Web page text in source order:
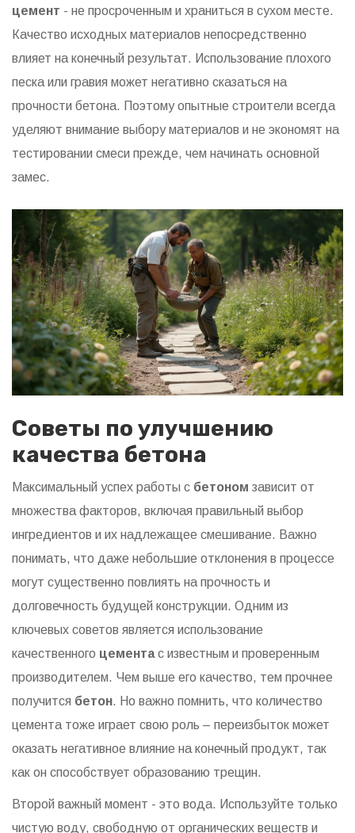
цемент - не просроченным и храниться в сухом месте.
Качество исходных материалов непосредственно
влияет на конечный результат. Использование плохого
песка или гравия может негативно сказаться на
прочности бетона. Поэтому опытные строители всегда
уделяют внимание выбору материалов и не экономят на
тестировании смеси прежде, чем начинать основной
замес.
Советы по улучшению
качества бетона
Максимальный успех работы с бетоном зависит от
множества факторов, включая правильный выбор
ингредиентов и их надлежащее смешивание. Важно
понимать, что даже небольшие отклонения в процессе
могут существенно повлиять на прочность и
долговечность будущей конструкции. Одним из
ключевых советов является использование
качественного цементас известным и проверенным
производителем. Чем выше его качество, тем прочнее
получится бетон. Но важно помнить, что количество
цемента тоже играет свою роль – переизбыток может
оказать негативное влияние на конечный продукт, так
как он способствует образованию трещин.
Второй важный момент - это вода. Используйте только
чистую воду, свободную от органических веществ и